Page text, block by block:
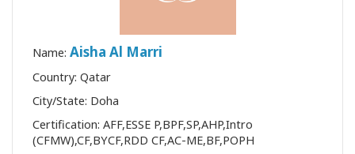
Name: Aisha Al Marri
Country: Qatar
City/State: Doha
Certification: AFF,ESSE P,BPF,SP,AHP,Intro
(CFMW),CF,BYCF,RDD CF,AC-ME,BF,POPH